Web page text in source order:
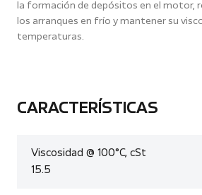
la formación de depósitos en el motor,
los arranques en frío y mantener su
temperaturas.
CARACTERÍSTICAS
Viscosidad @ 100°C, cSt
15.5